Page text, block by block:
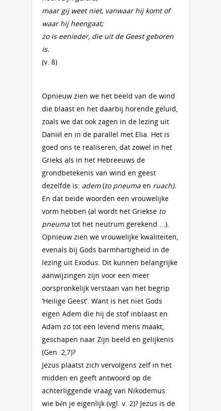
maar gij weet niet, vanwaar hij komt of
waar hij heengaat;
zo is eenieder, die uit de Geest geboren
is.
(v. 8)
Opnieuw zien we het beeld van de wind
die blaast en het daarbij horende geluid,
zoals we dat ook zagen in de lezing uit
Daniël en in de parallel met Elia. Het is
goed ons te realiseren, dat zowel in het
Grieks als in het Hebreeuws de
grondbetekenis van wind en geest
dezelfde is: adem(to pneuma en ruach).
En dat beide woorden een vrouwelijke
vorm hebben (al wordt het Griekse to
pneuma tot het neutrum gerekend ...).
Opnieuw zien we vrouwelijke kwaliteiten,
evenals bij Gods barmhartigheid in de
lezing uit Exodus. Dit kunnen belangrijke
aanwijzingen zijn voor een meer
oorspronkelijk verstaan van het begrip
‘Heilige Geest’. Want is het niet Gods
eigen Adem die hij de stof inblaast en
Adam zo tot een levend mens maakt,
geschapen naar Zijn beeld en gelijkenis
(Gen. 2,7)?
Jezus plaatst zich vervolgens zelf in het
midden en geeft antwoord op de
achterliggende vraag van Nikodemus:
wie bén je eigenlijk (vgl. v. 2)? Jezus is de